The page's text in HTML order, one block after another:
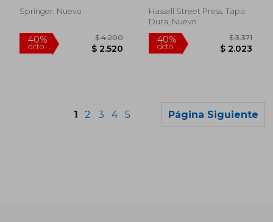
Springer, Nuevo
Hassell Street Press, Tapa
Dura, Nuevo
1 2 3 4 5 Página Siguiente